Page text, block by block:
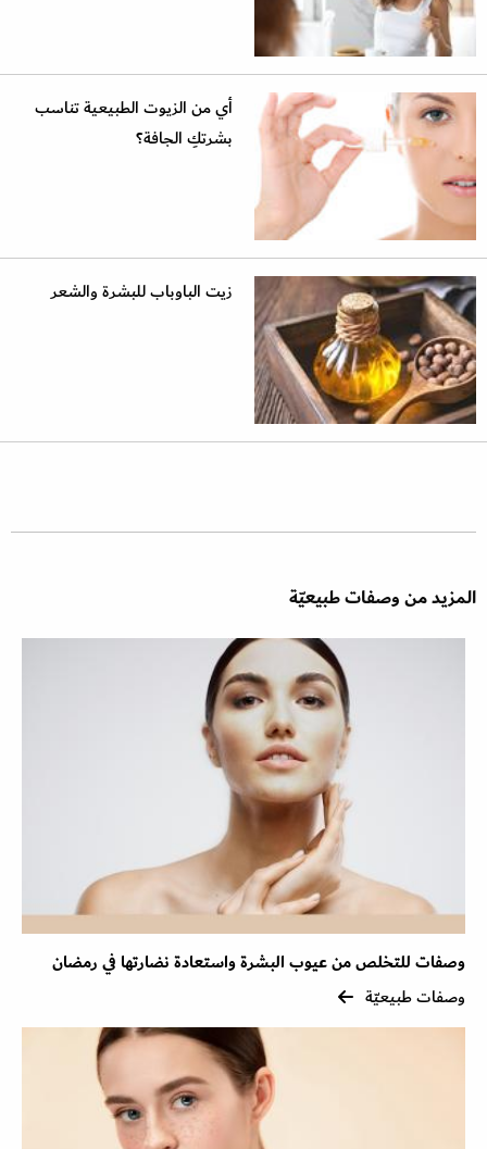
أي من الزيوت الطبيعية تناسب
بشرتكِ الجافة؟
زيت الباوباب للبشرة والشعر
المزيد من وصفات طبيعيّة
وصفات للتخلص من عيوب البشرة واستعادة نضارتها في رمضان
وصفات طبيعيّة